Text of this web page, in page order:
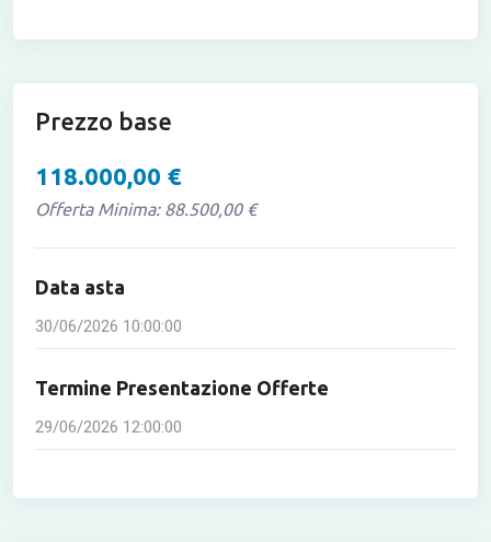
Prezzo base
118.000,00 €
Offerta Minima: 88.500,00 €
Data asta
30/06/2026 10:00:00
Termine Presentazione Offerte
29/06/2026 12:00:00